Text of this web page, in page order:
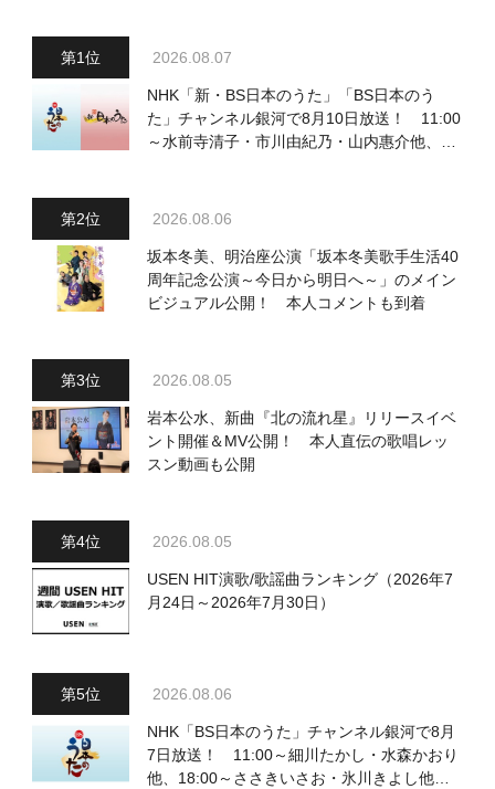
2026.08.07
NHK「新・BS日本のうた」「BS日本のう
た」チャンネル銀河で8月10日放送！ 11:00
～水前寺清子・市川由紀乃・山内惠介他、
2026.08.06
坂本冬美、明治座公演「坂本冬美歌手生活40
周年記念公演～今日から明日へ～」のメイン
ビジュアル公開！ 本人コメントも到着
2026.08.05
岩本公水、新曲『北の流れ星』リリースイベ
ント開催＆MV公開！ 本人直伝の歌唱レッ
スン動画も公開
2026.08.05
USEN HIT演歌/歌謡曲ランキング（2026年7
月24日～2026年7月30日）
2026.08.06
NHK「BS日本のうた」チャンネル銀河で8月
7日放送！ 11:00～細川たかし・水森かおり
他、18:00～ささきいさお・氷川きよし他登